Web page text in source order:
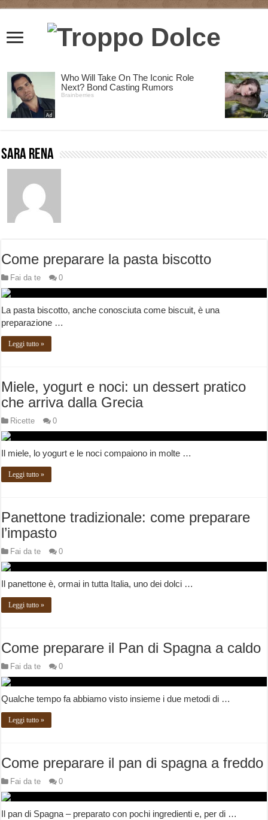
Sara Rena
Come preparare la pasta biscotto
Fai da te 0
La pasta biscotto, anche conosciuta come biscuit, è una
preparazione …
Leggi tutto »
Miele, yogurt e noci: un dessert pratico
che arriva dalla Grecia
Ricette 0
Il miele, lo yogurt e le noci compaiono in molte …
Leggi tutto »
Panettone tradizionale: come preparare
l’impasto
Fai da te 0
Il panettone è, ormai in tutta Italia, uno dei dolci …
Leggi tutto »
Come preparare il Pan di Spagna a caldo
Fai da te 0
Qualche tempo fa abbiamo visto insieme i due metodi di …
Leggi tutto »
Come preparare il pan di spagna a freddo
Fai da te 0
Il pan di Spagna – preparato con pochi ingredienti e, per di …